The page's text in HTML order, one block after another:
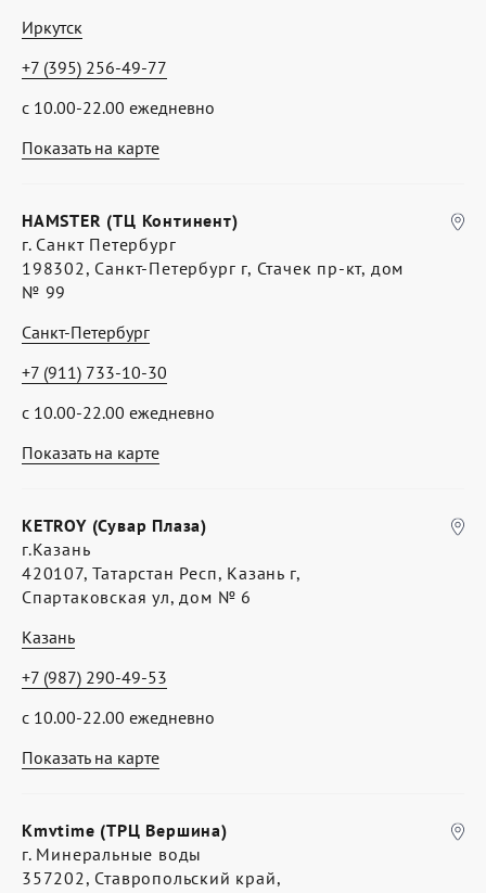
Показать на карте
Иркутск
с 10.00-22.00 ежедневно
+7 (395) 256-49-77
Показать на карте
HAMSTER (ТЦ Континент)
г. Санкт Петербург
198302, Санкт-Петербург г, Стачек пр-кт, дом
№ 99
Санкт-Петербург
с 10.00-22.00 ежедневно
+7 (911) 733-10-30
Показать на карте
KETROY (Сувар Плаза)
г.Казань
420107, Татарстан Респ, Казань г,
Спартаковская ул, дом № 6
Казань
с 10.00-22.00 ежедневно
+7 (987) 290-49-53
Kmvtime (ТРЦ Вершина)
г. Минеральные воды
357202, Ставропольский край,